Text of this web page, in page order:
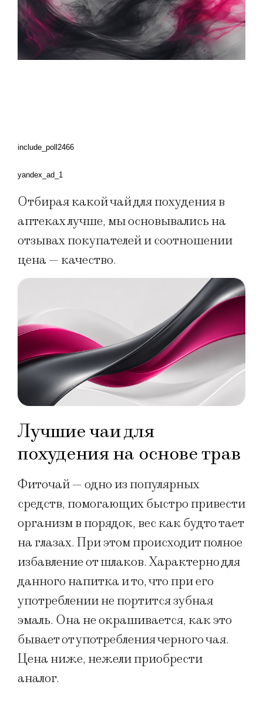
include_poll2466
yandex_ad_1
Отбирая какой чай для похудения в
аптеках лучше, мы основывались на
отзывах покупателей и соотношении
цена — качество.
Лучшие чаи для
похудения на основе трав
Фиточай — одно из популярных
средств, помогающих быстро привести
организм в порядок, вес как будто тает
на глазах. При этом происходит полное
избавление от шлаков. Характерно для
данного напитка и то, что при его
употреблении не портится зубная
эмаль. Она не окрашивается, как это
бывает от употребления черного чая.
Цена ниже, нежели приобрести
аналог.